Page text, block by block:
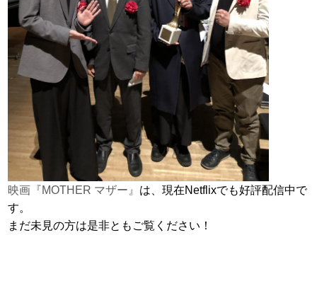
映画『MOTHER マザー』 は、現在Netflixでも好評配信中で
す。
まだ未見の方は是非ともご覧ください！